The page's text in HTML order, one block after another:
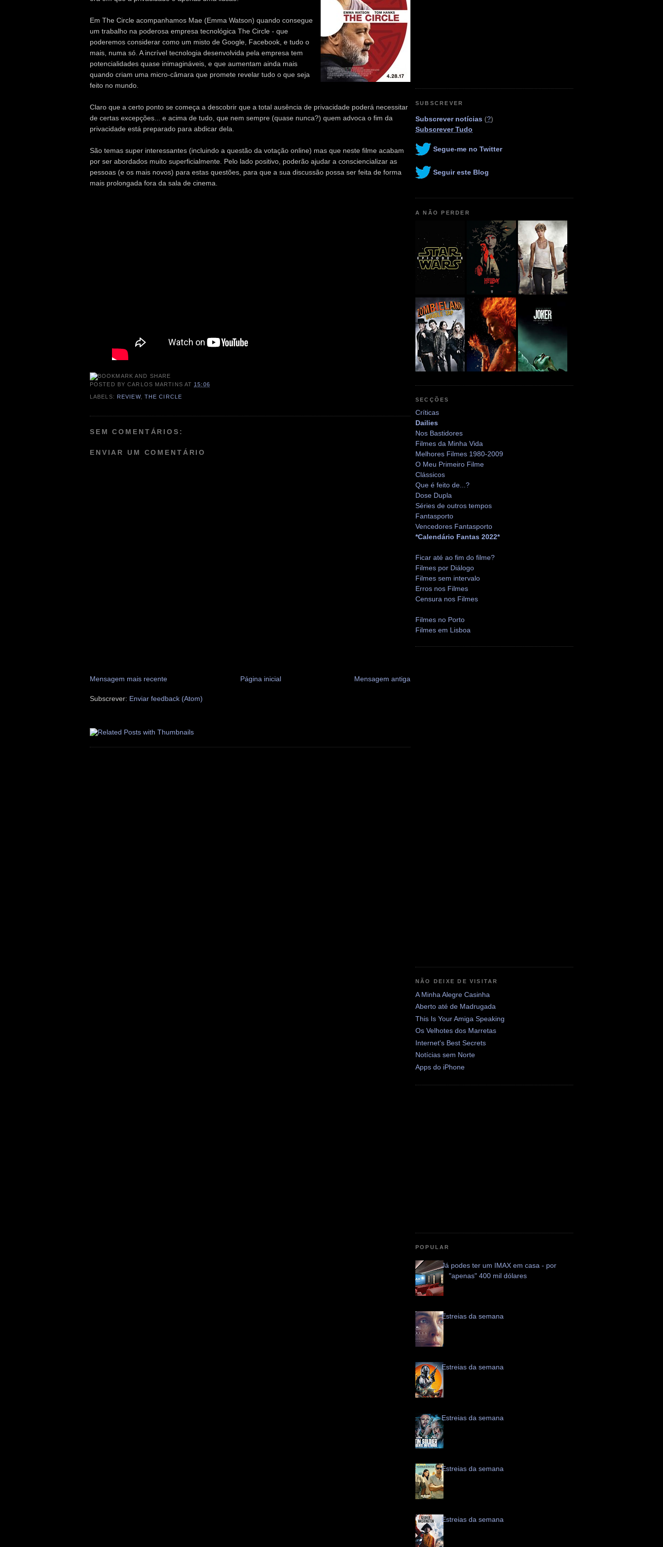
Em The Circle acompanhamos Mae (Emma Watson) quando consegue
um trabalho na poderosa empresa tecnológica The Circle - que
poderemos considerar como um misto de Google, Facebook, e tudo o
mais, numa só. A incrível tecnologia desenvolvida pela empresa tem
potencialidades quase inimagináveis, e que aumentam ainda mais
quando criam uma micro-câmara que promete revelar tudo o que seja
feito no mundo.
Claro que a certo ponto se começa a descobrir que a total ausência de privacidade poderá necessitar
de certas excepções... e acima de tudo, que nem sempre (quase nunca?) quem advoca o fim da
privacidade está preparado para abdicar dela.
São temas super interessantes (incluindo a questão da votação online) mas que neste filme acabam
por ser abordados muito superficialmente. Pelo lado positivo, poderão ajudar a consciencializar as
pessoas (e os mais novos) para estas questões, para que a sua discussão possa ser feita de forma
mais prolongada fora da sala de cinema.
POSTED BYCARLOS MARTINS AT 15:06
LABELS: REVIEW, THE CIRCLE
SEM COMENTÁRIOS:
ENVIAR UM COMENTÁRIO
Mensagem mais recente Mensagem antiga
Página inicial
Subscrever: Enviar feedback (Atom)
SUBSCREVER
Subscrever notícias (?)
Subscrever Tudo
Segue-me no Twitter
Seguir este Blog
A NÃO PERDER
SECÇÕES
Críticas
Dailies
Nos Bastidores
Filmes da Minha Vida
Melhores Filmes 1980-2009
O Meu Primeiro Filme
Clássicos
Que é feito de...?
Dose Dupla
Séries de outros tempos
Fantasporto
Vencedores Fantasporto
*Calendário Fantas 2022*
Ficar até ao fim do filme?
Filmes por Diálogo
Filmes sem intervalo
Erros nos Filmes
Censura nos Filmes
Filmes no Porto
Filmes em Lisboa
NÃO DEIXE DE VISITAR
A Minha Alegre Casinha
Aberto até de Madrugada
This Is Your Amiga Speaking
Os Velhotes dos Marretas
Internet's Best Secrets
Notícias sem Norte
Apps do iPhone
POPULAR
Já podes ter um IMAX em casa - por
"apenas" 400 mil dólares
Estreias da semana
Estreias da semana
Estreias da semana
Estreias da semana
Estreias da semana